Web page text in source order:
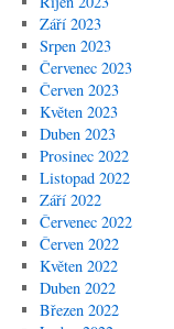
Září 2023
Srpen 2023
Červenec 2023
Červen 2023
Květen 2023
Duben 2023
Prosinec 2022
Listopad 2022
Září 2022
Červenec 2022
Červen 2022
Květen 2022
Duben 2022
Březen 2022